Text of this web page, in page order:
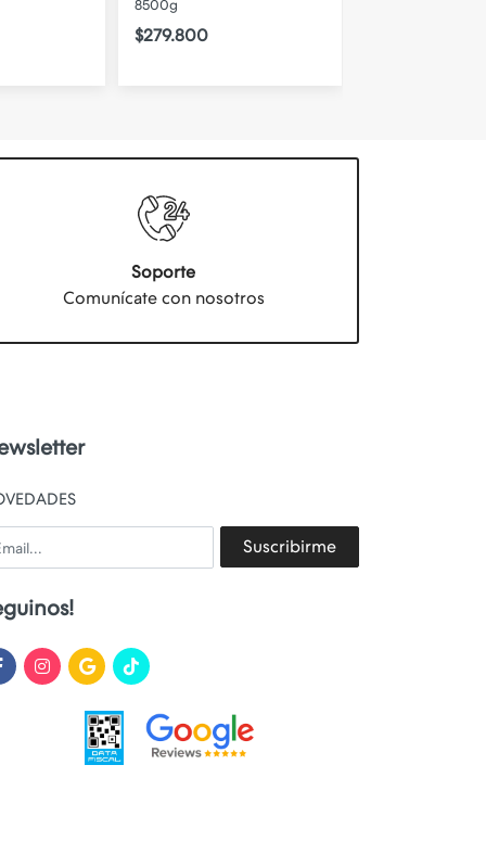
8500g
$279.800
Soporte
Comunícate con nosotros
Suscribirme